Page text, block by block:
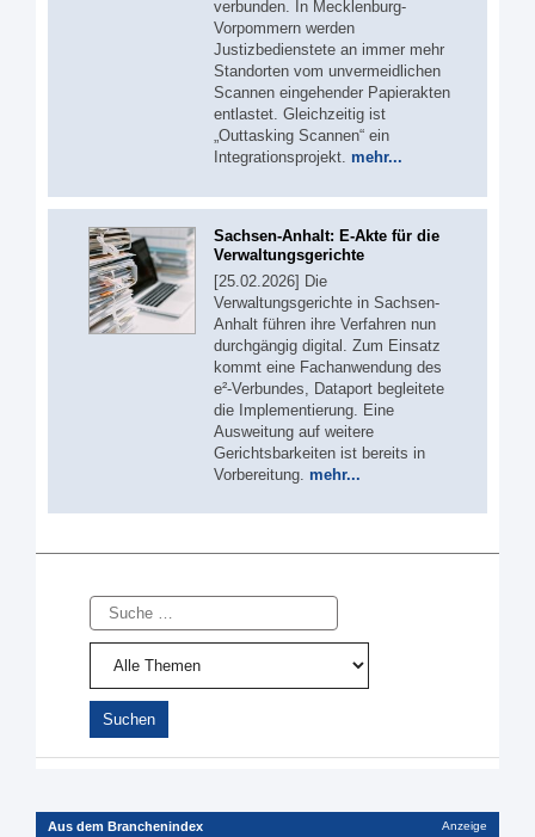
verbunden. In Mecklenburg-
Vorpommern werden
Justizbedienstete an immer mehr
Standorten vom unvermeidlichen
Scannen eingehender Papierakten
entlastet. Gleichzeitig ist
„Outtasking Scannen“ ein
Integrationsprojekt. mehr...
Sachsen-Anhalt: E-Akte für die
Verwaltungsgerichte
[25.02.2026] Die
Verwaltungsgerichte in Sachsen-
Anhalt führen ihre Verfahren nun
durchgängig digital. Zum Einsatz
kommt eine Fachanwendung des
e²-Verbundes, Dataport begleitete
die Implementierung. Eine
Ausweitung auf weitere
Gerichtsbarkeiten ist bereits in
Vorbereitung. mehr...
Suche
Aus dem Branchenindex Anzeige